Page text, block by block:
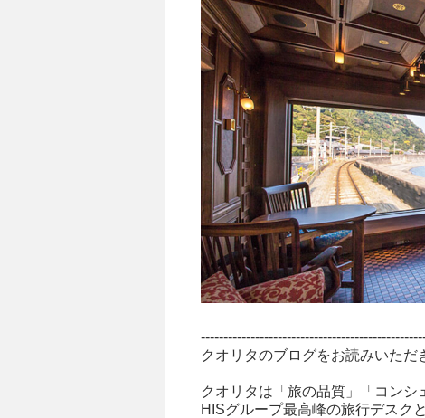
クオリタのブログをお読みいただ
クオリタは「旅の品質」「コンシ
HISグループ最高峰の旅行デスク